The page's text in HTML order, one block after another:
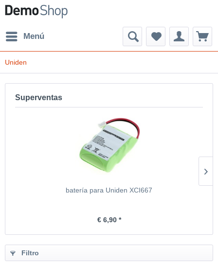
Menú
Uniden
Superventas
batería para Uniden XCI667
€ 6,90 *
Filtro